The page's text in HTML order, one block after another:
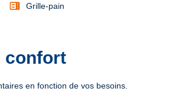
microwave Grille-pain
confort
en fonction de vos besoins.